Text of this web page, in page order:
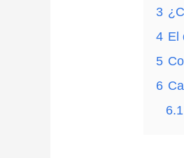
3
4 El
5
6
6.1